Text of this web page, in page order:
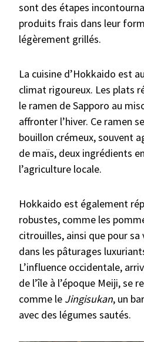
sont des étapes
produits frais dans leur
légèrement grillés.
La cuisine d’Hokkaido est
climat rigoureux. Les plats
le ramen de Sapporo au
affronter l’hiver. Ce ramen
bouillon crémeux, souvent
de maïs, deux ingrédients
l’agriculture locale.
Hokkaido est également
robustes, comme les
citrouilles, ainsi que pour
dans les pâturages
L’influence occidentale,
de l’île à l’époque Meiji, se
comme le Jingisukan, un
avec des légumes sautés.